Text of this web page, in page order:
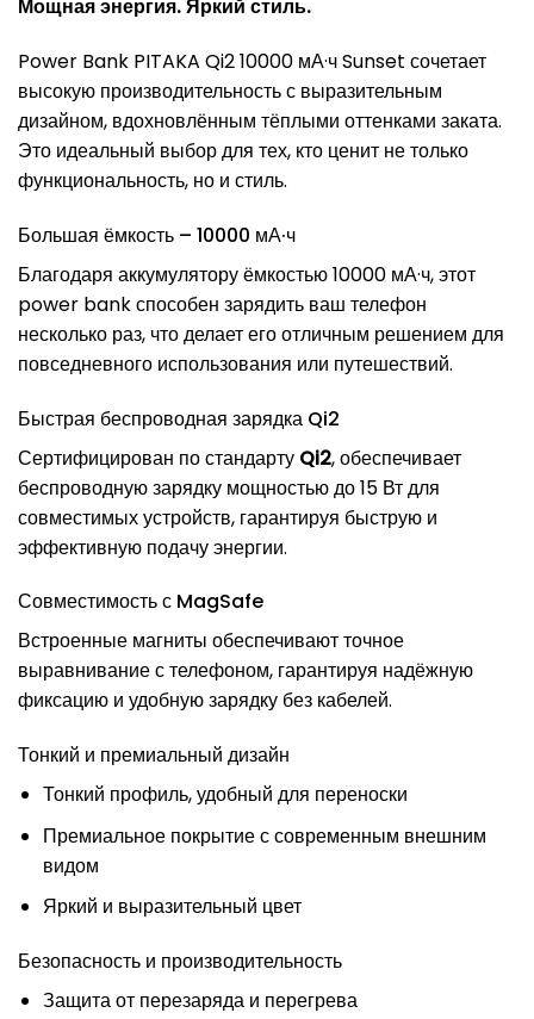
Мощная энергия. Яркий стиль.
Power Bank PITAKA Qi2 10000 мА·ч Sunset сочетает
высокую производительность с выразительным
дизайном, вдохновлённым тёплыми оттенками заката.
Это идеальный выбор для тех, кто ценит не только
функциональность, но и стиль.
Большая ёмкость – 10000 мА·ч
Благодаря аккумулятору ёмкостью 10000 мА·ч, этот
power bank способен зарядить ваш телефон
несколько раз, что делает его отличным решением для
повседневного использования или путешествий.
Быстрая беспроводная зарядка Qi2
Сертифицирован по стандарту Qi2, обеспечивает
беспроводную зарядку мощностью до 15 Вт для
совместимых устройств, гарантируя быструю и
эффективную подачу энергии.
Совместимость с MagSafe
Встроенные магниты обеспечивают точное
выравнивание с телефоном, гарантируя надёжную
фиксацию и удобную зарядку без кабелей.
Тонкий и премиальный дизайн
Тонкий профиль, удобный для переноски
Премиальное покрытие с современным внешним
видом
Яркий и выразительный цвет
Безопасность и производительность
Защита от перезаряда и перегрева